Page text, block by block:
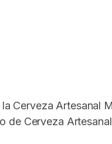
Cerveza Artesanal
de Cerveza